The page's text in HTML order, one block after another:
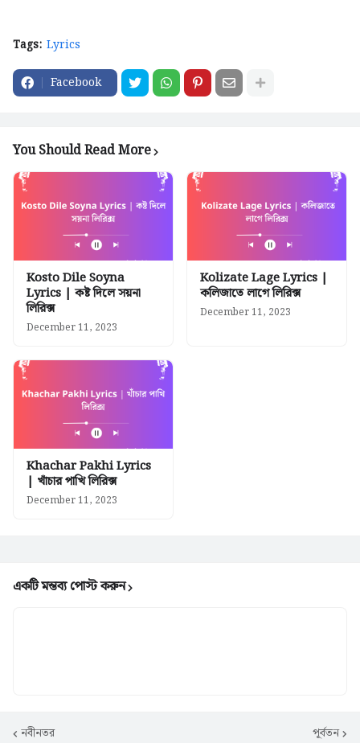
Tags: Lyrics
Facebook
You Should Read More
Kosto Dile Soyna
Lyrics | কষ্ট দিলে সয়না
লিরিক্স
December 11, 2023
Kolizate Lage Lyrics |
কলিজাতে লাগে লিরিক্স
December 11, 2023
Khachar Pakhi Lyrics
| খাঁচার পাখি লিরিক্স
December 11, 2023
একটি মন্তব্য পোস্ট করুন
নবীনতর পূর্বতন